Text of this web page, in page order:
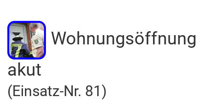
Wohnungsöffnung
akut
(Einsatz-Nr. 81)